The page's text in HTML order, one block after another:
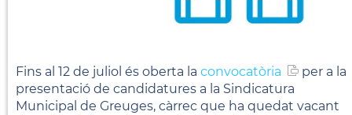
Fins al 12 de juliol és oberta la convocatòria
per a la
presentació de candidatures a la Sindicatura
Municipal de Greuges, càrrec que ha quedat vacant